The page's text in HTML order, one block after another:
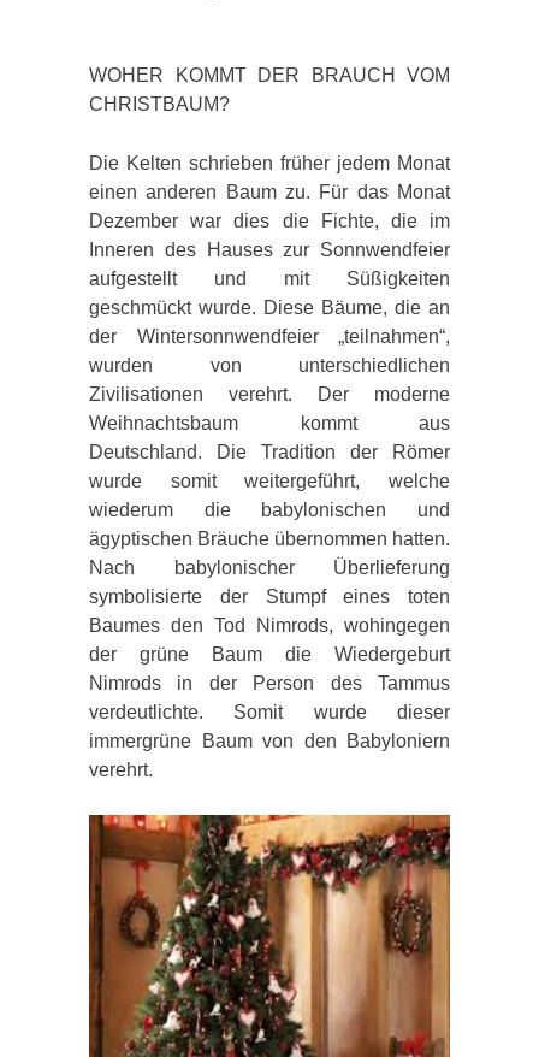
WOHER KOMMT DER BRAUCH VOM
CHRISTBAUM?
Die Kelten schrieben früher jedem Monat
einen anderen Baum zu. Für das Monat
Dezember war dies die Fichte, die im
Inneren des Hauses zur Sonnwendfeier
aufgestellt und mit Süßigkeiten
geschmückt wurde. Diese Bäume, die an
der Wintersonnwendfeier „teilnahmen“,
wurden von unterschiedlichen
Zivilisationen verehrt. Der moderne
Weihnachtsbaum kommt aus
Deutschland. Die Tradition der Römer
wurde somit weitergeführt, welche
wiederum die babylonischen und
ägyptischen Bräuche übernommen hatten.
Nach babylonischer Überlieferung
symbolisierte der Stumpf eines toten
Baumes den Tod Nimrods, wohingegen
der grüne Baum die Wiedergeburt
Nimrods in der Person des Tammus
verdeutlichte. Somit wurde dieser
immergrüne Baum von den Babyloniern
verehrt.